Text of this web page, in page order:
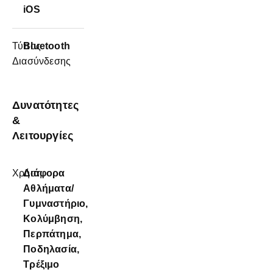
iOS
Τύπος
Διασύνδεσης
Bluetooth
Δυνατότητες
&
Λειτουργίες
Χρήση
Διάφορα
Αθλήματα/
Γυμναστήριο,
Κολύμβηση,
Περπάτημα,
Ποδηλασία,
Τρέξιμο